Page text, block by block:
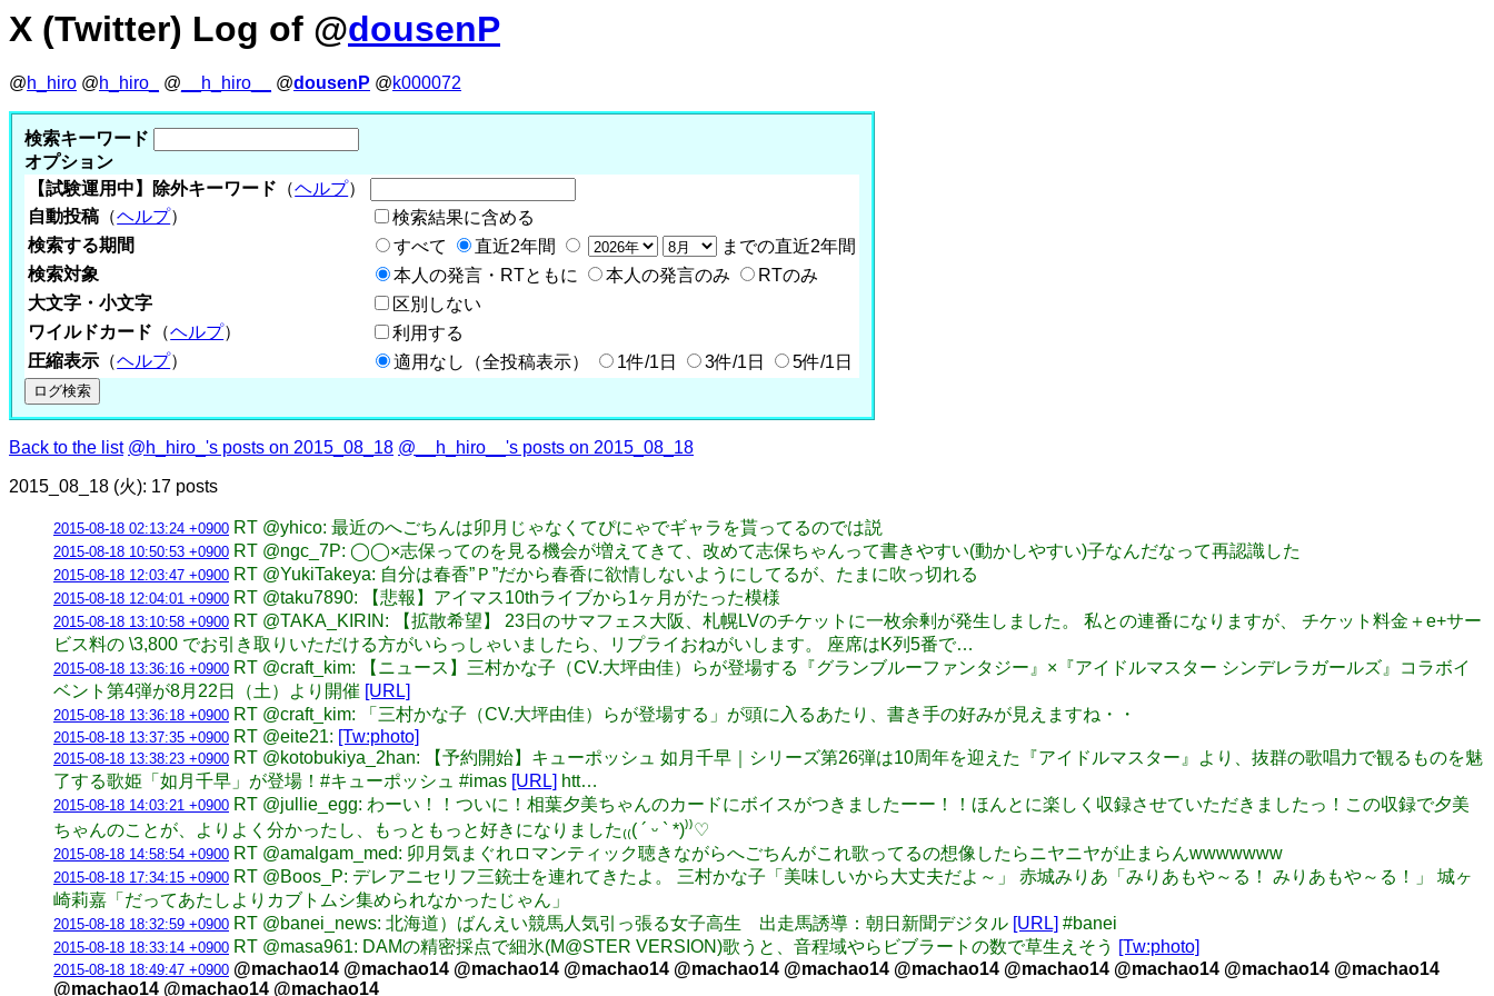
X (Twitter) Log of @dousenP
@h_hiro @h_hiro_ @ __h_hiro__ @dousenP @k000072
検索キーワード
オプション
【試験運用中】除外キーワード （ヘルプ）
自動投稿 （ヘルプ）
検索結果に含める
検索する期間
すべて 直近2年間
までの直近2年間
検索対象
本人の発言・RTともに 本人の発言のみ
RTのみ
大文字・小文字
区別しない
ワイルドカード （ヘルプ）
利用する
圧縮表示 （ヘルプ） 適用なし（全投稿表示） 1件/1日 3件/1日 5件/1日
Back to the list @h_hiro_'s posts on 2015_08_18 @__h_hiro__'s posts on 2015_08_18
2015_08_18 (火): 17 posts
2015-08-18 02:13:24 +0900 RT @yhico: 最近のへごちんは卯月じゃなくてぴにゃでギャラを貰ってるのでは説
2015-08-18 10:50:53 +0900 RT @ngc_7P: ◯◯×志保ってのを見る機会が増えてきて、改めて志保ちゃんって書きやすい(動かしやすい)子なんだなって再認識した
2015-08-18 12:03:47 +0900 RT @YukiTakeya: 自分は春香”Ｐ”だから春香に欲情しないようにしてるが、たまに吹っ切れる
2015-08-18 12:04:01 +0900 RT @taku7890: 【悲報】アイマス10thライブから1ヶ月がたった模様
2015-08-18 13:10:58 +0900 RT @TAKA_KIRIN: 【拡散希望】 23日のサマフェス大阪、札幌LVのチケットに一枚余剰が発生しました。 私との連番になりますが、 チケット料金＋e+サー
ビス料の \3,800 でお引き取りいただける方がいらっしゃいましたら、リプライおねがいします。 座席はK列5番で…
2015-08-18 13:36:16 +0900 RT @craft_kim: 【ニュース】三村かな子（CV.大坪由佳）らが登場する『グランブルーファンタジー』×『アイドルマスター シンデレラガールズ』コラボイ
ベント第4弾が8月22日（土）より開催 [URL]
2015-08-18 13:36:18 +0900 RT @craft_kim: 「三村かな子（CV.大坪由佳）らが登場する」が頭に入るあたり、書き手の好みが見えますね・・
2015-08-18 13:37:35 +0900 RT @eite21: [Tw:photo]
2015-08-18 13:38:23 +0900 RT @kotobukiya_2han: 【予約開始】キューポッシュ 如月千早｜シリーズ第26弾は10周年を迎えた『アイドルマスター』より、抜群の歌唱力で観るものを魅
了する歌姫「如月千早」が登場！#キューポッシュ #imas [URL] htt…
2015-08-18 14:03:21 +0900 RT @jullie_egg: わーい！！ついに！相葉夕美ちゃんのカードにボイスがつきましたーー！！ほんとに楽しく収録させていただきましたっ！この収録で夕美
ちゃんのことが、よりよく分かったし、もっともっと好きになりました₍₍( ´ ᵕ ` *)⁾⁾♡
2015-08-18 14:58:54 +0900 RT @amalgam_med: 卯月気まぐれロマンティック聴きながらへごちんがこれ歌ってるの想像したらニヤニヤが止まらんwwwwwww
2015-08-18 17:34:15 +0900 RT @Boos_P: デレアニセリフ三銃士を連れてきたよ。 三村かな子「美味しいから大丈夫だよ～」 赤城みりあ「みりあもや～る！ みりあもや～る！」 城ヶ
崎莉嘉「だってあたしよりカブトムシ集められなかったじゃん」
2015-08-18 18:32:59 +0900 RT @banei_news: 北海道）ばんえい競馬人気引っ張る女子高生 出走馬誘導：朝日新聞デジタル [URL] #banei
2015-08-18 18:33:14 +0900 RT @masa961: DAMの精密採点で細氷(M@STER VERSION)歌うと、音程域やらビブラートの数で草生えそう [Tw:photo]
2015-08-18 18:49:47 +0900 @machao14 @machao14 @machao14 @machao14 @machao14 @machao14 @machao14 @machao14 @machao14 @machao14 @machao14
@machao14 @machao14 @machao14